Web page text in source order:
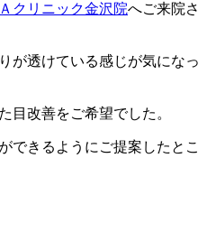
クリニック金沢院へご来院さ
が透けている感じが気になっ
目改善をご希望でした。
できるようにご提案したとこ